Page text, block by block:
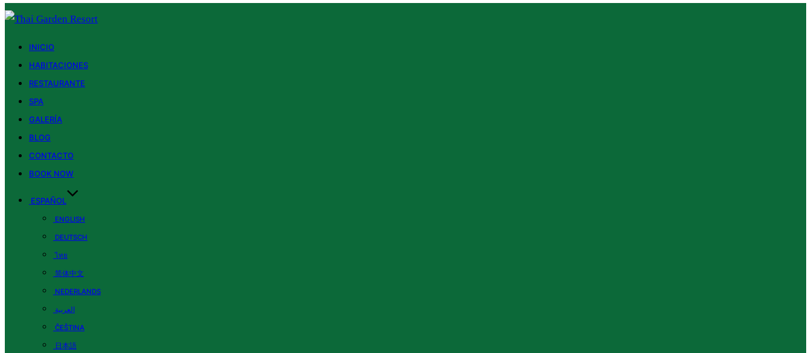
INICIO
HABITACIONES
RESTAURANTE
SPA
GALERÍA
BLOG
CONTACTO
BOOK NOW
ESPAÑOL
ENGLISH
DEUTSCH
ไทย
简体中文
NEDERLANDS
العربية
ČEŠTINA
日本語